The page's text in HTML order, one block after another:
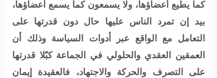
كما يطيع أعضاؤها، ولا يسمعون كما يسمع أعضاؤها،
بيد إن تمرد الناس عليها حال دون قدرتها على
التعامل مع الواقع عبر أدوات السياسة وذلك أن
العمقين العقدي والحلولي في الجماعة كبّلا قدرتها
على التصرف والحركة والاجتهاد، فالعقيدة إيمان